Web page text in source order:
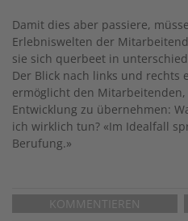
Damit dies aber passiere,
Erlebniswelten der
sie sich querbeet in
Der Blick nach links und rechts
ermöglicht den
Entwicklung zu übernehmen:
ich wirklich tun? «Im Idealfall
Berufung.»
KOMMENTIEREN